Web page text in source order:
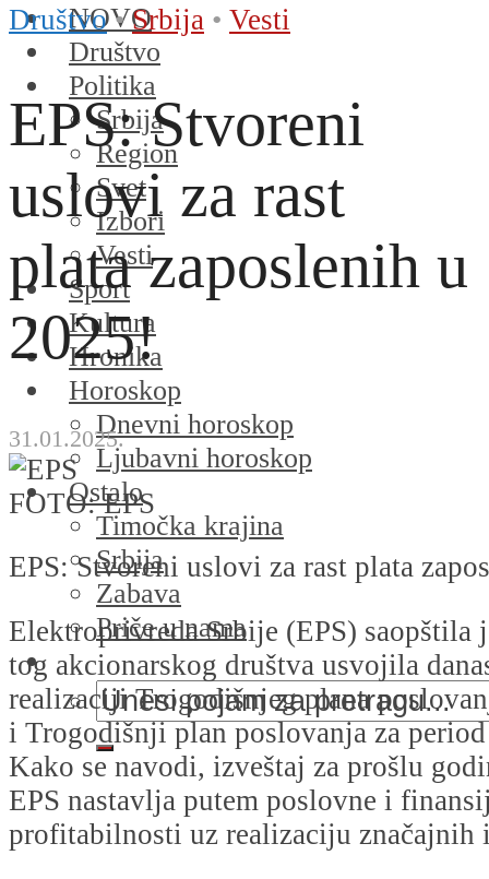
NOVO
Društvo
Politika
Srbija
Region
Svet
Izbori
Vesti
Sport
Kultura
Hronika
Horoskop
Dnevni horoskop
Ljubavni horoskop
Ostalo
Timočka krajina
Srbija
Zabava
Priče u nama
Društvo • Srbija • Vesti
EPS: Stvoreni
uslovi za rast
plata zaposlenih u
2025!
31.01.2025.
FOTO: EPS
EPS: Stvoreni uslovi za rast plata
Elektroprivreda Srbije (EPS) saopštila
tog akcionarskog društva usvojila
realizaciji Trogodišnjeg plana
i Trogodišnji plan poslovanja za
Kako se navodi, izveštaj za prošlu
EPS nastavlja putem poslovne i
profitabilnosti uz realizaciju značajnih